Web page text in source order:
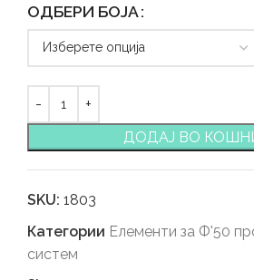
ОДБЕРИ БОЈА
ДОДАЈ ВО
SKU: 1803
Категории Елементи за Ф'50
систем